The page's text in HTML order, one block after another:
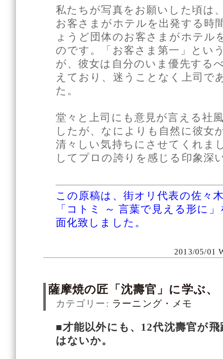
私たちが写真をお願いした頃は
お客さまがホテルを出発する時
ょうど団体のお客さまがホテル
のです。「お客さま第一」とい
が、彼女は自分のいま優先する
えており、迷うことなく上司で
た。
堂々と上司にも意見が言える社
したが、なによりも自然に彼女
清々しい気持ちにさせてくれま
してプロの誇りを感じる印象深
この原稿は、街オリ代表の佐々
「コトミ ～ 言葉で見える形に
面化致しました。
2013/05/01
薩摩焼の匠「沈壽官」に学ぶ、
カテゴリー: ラーニング・メモ
■才能以外にも、12代沈壽官が
はないか。